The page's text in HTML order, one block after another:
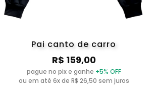
Pai canto de carro
R$ 159,00
pague no pix e ganhe +5% OFF
ou em até 6x de R$ 26,50 sem juros